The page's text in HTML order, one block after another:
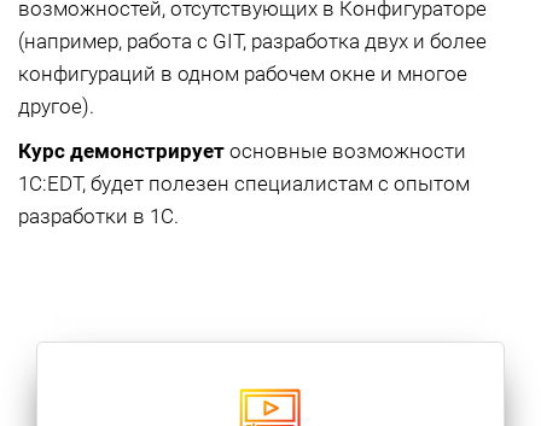
возможностей, отсутствующих в Конфигураторе
(например, работа с GIT, разработка двух и более
конфигураций в одном рабочем окне и многое
другое).
Курс демонстрирует основные возможности
1С:EDT, будет полезен специалистам с опытом
разработки в 1С.